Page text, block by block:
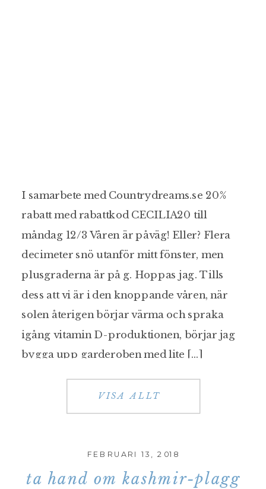
I samarbete med Countrydreams.se 20%
rabatt med rabattkod CECILIA20 till
måndag 12/3 Våren är påväg! Eller? Flera
decimeter snö utanför mitt fönster, men
plusgraderna är på g. Hoppas jag. Tills
dess att vi är i den knoppande våren, när
solen återigen börjar värma och spraka
igång vitamin D-produktionen, börjar jag
bygga upp garderoben med lite […]
VISA ALLT
ta hand om kashmir-plagg
FEBRUARI 13, 2018